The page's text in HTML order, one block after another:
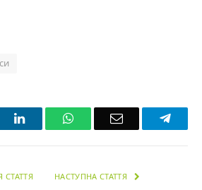
LinkedInWhatsAppEmail
СТАТТЯ НАСТУПНА СТАТТЯ